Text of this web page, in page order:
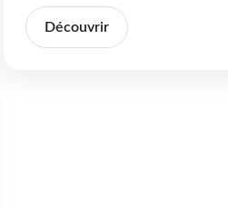
Découvrir